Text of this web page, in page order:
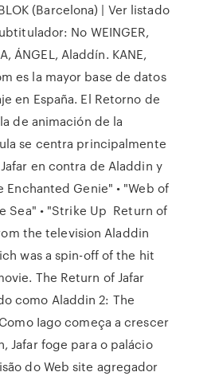
(Barcelona) | Ver listado
No WEINGER,
ÁNGEL, Aladdín. KANE,
es la mayor base de datos
en España. El Retorno de
de animación de la
se centra principalmente
en contra de Aladdin y
Enchanted Genie" • "Web of
Sea" • "Strike Up Return of
the television Aladdin
was a spin-off of the hit
The Return of Jafar
como Aladdin 2: The
Iago começa a crescer
Jafar foge para o palácio
do Web site agregador